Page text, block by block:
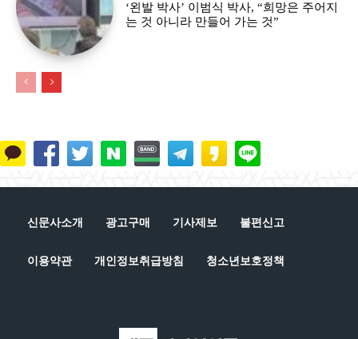
‘왼발 박사’ 이범식 박사, “희망은 주어지
는 것 아니라 만들어 가는 것”
신문사소개 광고구매 기사제보 불편신고
이용약관 개인정보취급방침 청소년보호정책